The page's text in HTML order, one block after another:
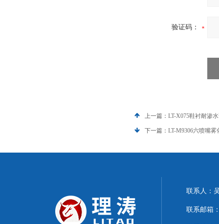
验证码：
上一篇： LT-X075鞋衬耐渗
下一篇： LT-M9306六喷嘴
联系人：
联系邮箱